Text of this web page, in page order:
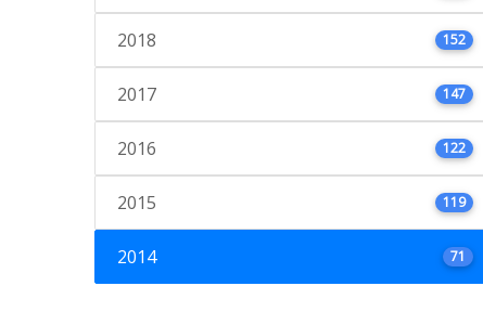
2018 152
2017 147
2016 122
2015 119
2014 71